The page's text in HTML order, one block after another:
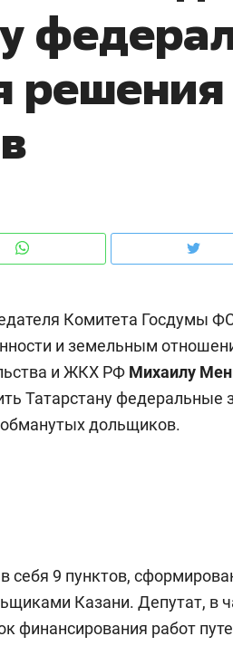
Комитета Госдумы
и земельным
и ЖКХ РФ Михаилу
Татарстану федеральные
дольщиков.
себя 9 пунктов,
Казани. Депутат, в
финансирования работ
чем интересен
Рекомендуем
Мексика, рок-
и вагон с чак-чаком:
в Менделеевске
«Гонка Героев»